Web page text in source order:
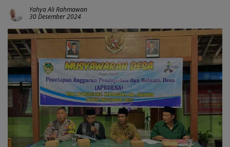
Yahya Ali Rahmawan
30 Desember 2024